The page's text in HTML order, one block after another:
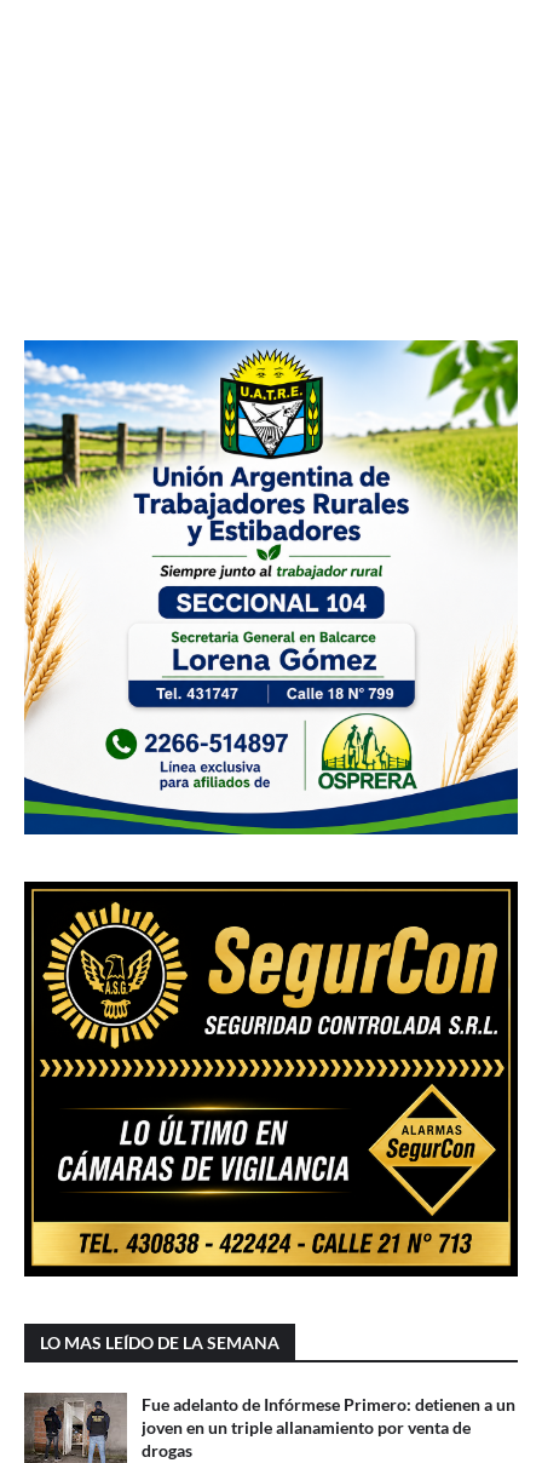
LO MAS LEÍDO DE LA SEMANA
Fue adelanto de Infórmese Primero: detienen a un
joven en un triple allanamiento por venta de
drogas